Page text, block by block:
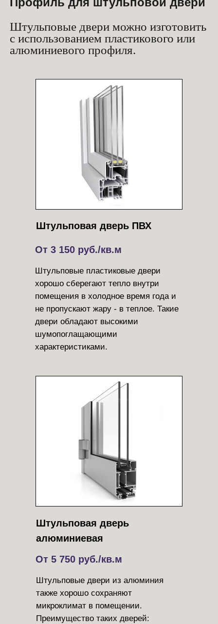
Штульповые двери можно изготовить
с использованием пластикового или
алюминиевого профиля.
Штульповая дверь
алюминиевая
Штульповая дверь ПВХ
Штульповые пластиковые двери
хорошо сберегают тепло внутри
помещения в холодное время года и
не пропускают жару - в теплое. Такие
двери обладают высокими
шумопоглащающими
характеристиками.
Штульповые двери из алюминия
также хорошо сохраняют
микроклимат в помещении.
Преимущество таких дверей:
От 3 150 руб./кв.м
От 5 750 руб./кв.м